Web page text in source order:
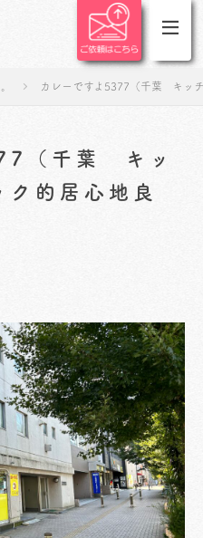
カレーですよ5377（千葉 キッ
（千葉 キッ
ク的居心地良